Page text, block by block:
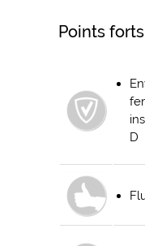
Points forts
D